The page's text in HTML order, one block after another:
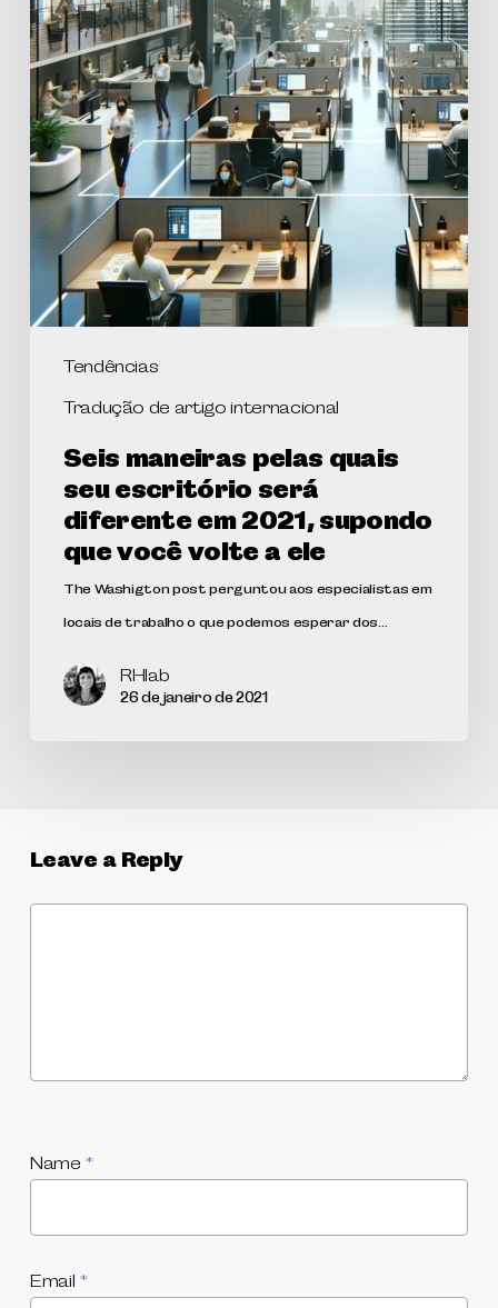
Tendências
Tradução de artigo internacional
Seis maneiras pelas quais
seu escritório será
diferente em 2021, supondo
que você volte a ele
The Washigton post perguntou aos especialistas em
locais de trabalho o que podemos esperar dos…
RHlab
26 de janeiro de 2021
Leave a Reply
Name *
Email *